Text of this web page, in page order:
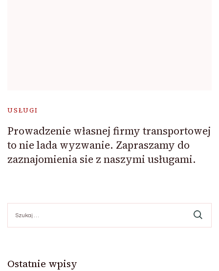
USŁUGI
Prowadzenie własnej firmy transportowej
to nie lada wyzwanie. Zapraszamy do
zaznajomienia sie z naszymi usługami.
Ostatnie wpisy